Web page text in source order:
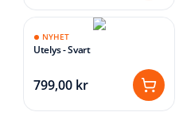
NYHET
Utelys - Svart
799,00 kr